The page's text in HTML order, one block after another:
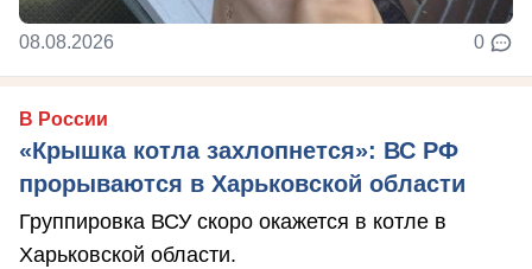
08.08.2026 0
В России
«Крышка котла захлопнется»: ВС РФ
прорываются в Харьковской области
Группировка ВСУ скоро окажется в котле в
Харьковской области.